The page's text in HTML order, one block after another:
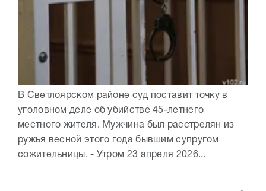
В Светлоярском районе суд поставит точку в
уголовном деле об убийстве 45-летнего
местного жителя. Мужчина был расстрелян из
ружья весной этого года бывшим супругом
сожительницы. - Утром 23 апреля 2026...